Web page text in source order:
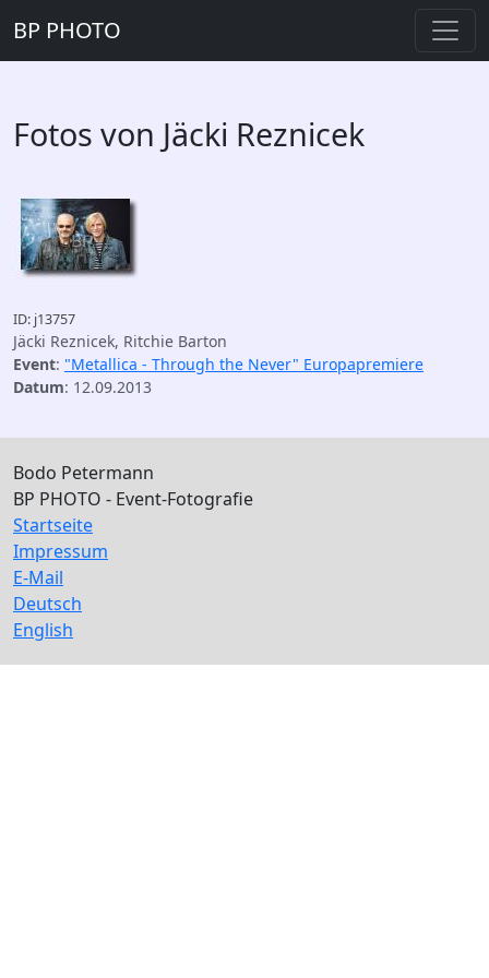
BP PHOTO
Fotos von Jäcki Reznicek
ID: j13757
Jäcki Reznicek, Ritchie Barton
Event: "Metallica - Through the Never" Europapremiere
Datum: 12.09.2013
Bodo Petermann
BP PHOTO - Event-Fotografie
Startseite
Impressum
E-Mail
Deutsch
English